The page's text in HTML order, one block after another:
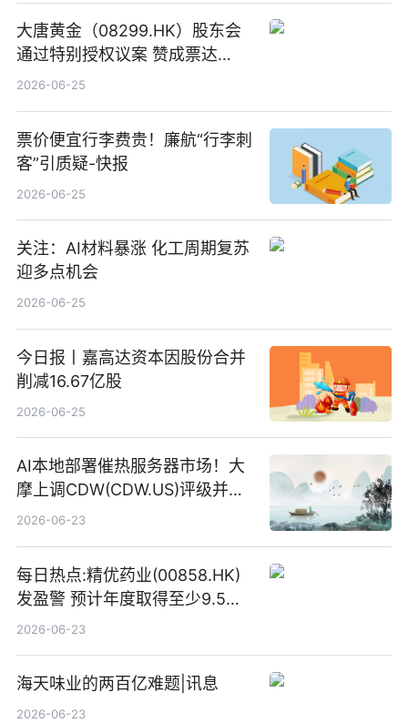
大唐黄金（08299.HK）股东会
通过特别授权议案 赞成票达
100%_新动态
2026-06-25
票价便宜行李费贵！廉航“行李刺
客”引质疑-快报
2026-06-25
关注：AI材料暴涨 化工周期复苏
迎多点机会
2026-06-25
今日报丨嘉高达资本因股份合并
削减16.67亿股
2026-06-25
AI本地部署催热服务器市场！大
摩上调CDW(CDW.US)评级并看
高IBM(IBM.US)戴尔(DELL.US)
2026-06-23
每日热点:精优药业(00858.HK)
发盈警 预计年度取得至少9.5亿
港元的亏损 同比盈转亏
2026-06-23
海天味业的两百亿难题|讯息
2026-06-23